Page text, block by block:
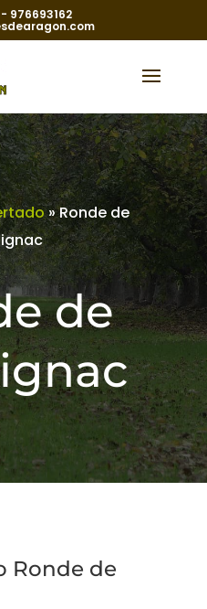
976693162
»Ronde de
de
Ronde de